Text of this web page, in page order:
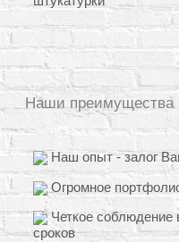
Наши преимущества
Наш опыт - залог
Огромное
Четкое соблюдение
сроков